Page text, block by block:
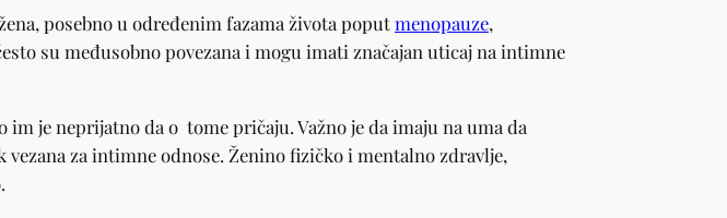
posebno u određenim fazama života poputmenopauze,
su međusobno povezana i mogu imati značajan uticaj na intimne
je neprijatno da o tome pričaju. Važno je da imaju na uma da
za intimne odnose. Ženino fizičko i mentalno zdravlje,